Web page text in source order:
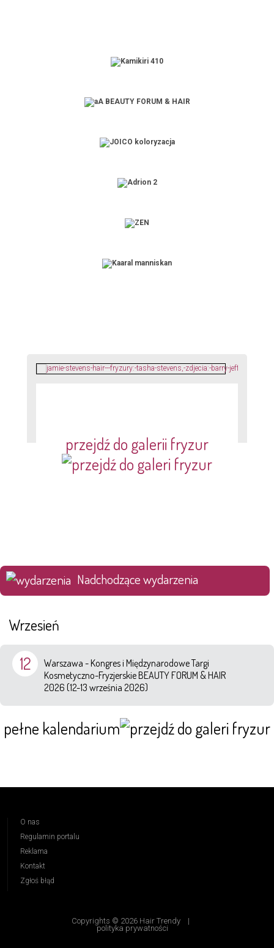
przejdź do galerii fryzur
Nadchodzące wydarzenia
Wrzesień
12
Warszawa - Kongres i Międzynarodowe Targi
Kosmetyczno-Fryzjerskie BEAUTY FORUM & HAIR
2026 (12-13 września 2026)
pełne kalendarium
O nas
Regulamin portalu
Reklama
Kontakt
Zgłoś błąd
Copyrights © 2026 Hair Trendy |
polityka prywatności